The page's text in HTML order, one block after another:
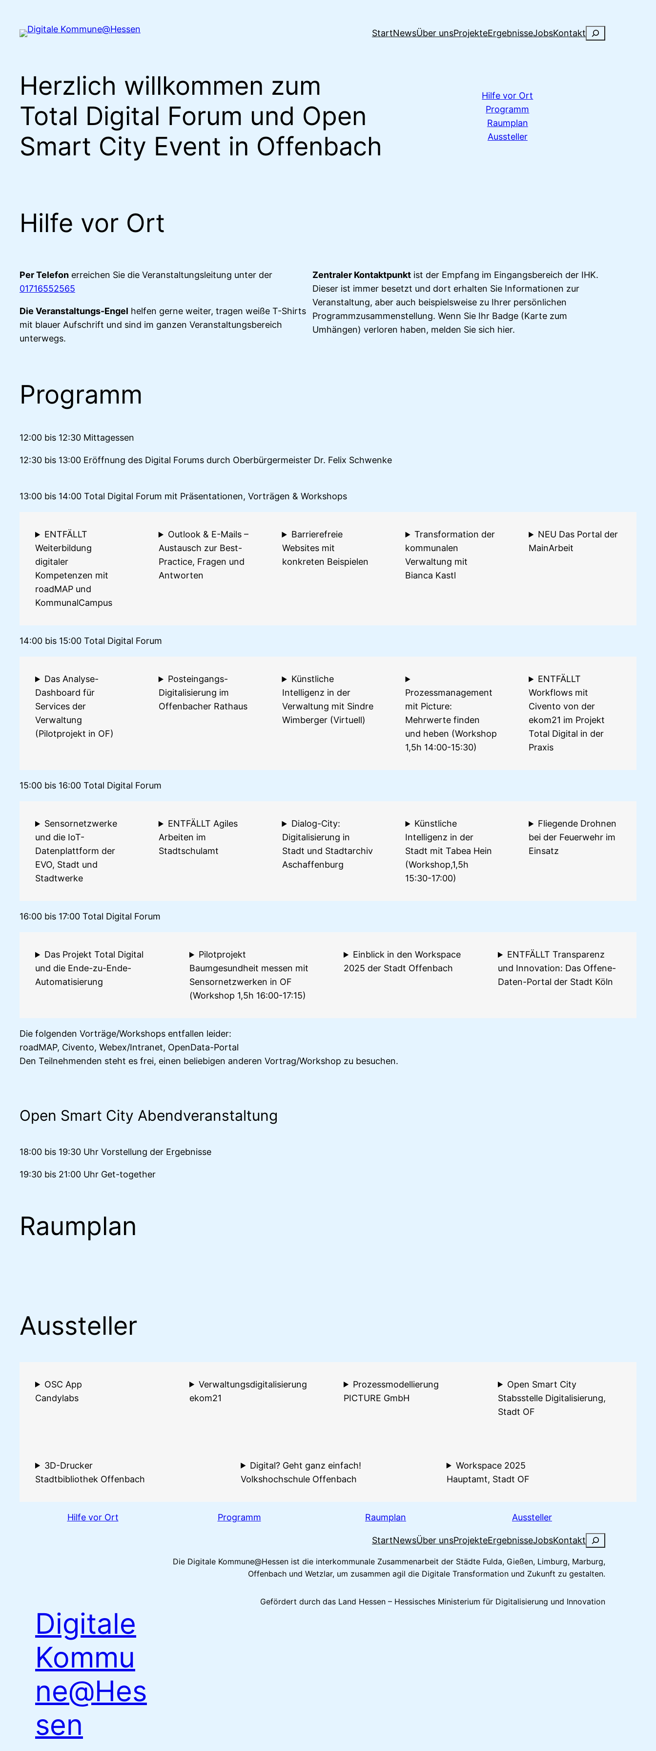
springen
StartNewsÜber unsProjekteErgebnisseJobsKontakt Suchen
Herzlich willkommen zum
Total Digital Forum und Open
Smart City Event in Offenbach
Hilfe vor Ort
Programm
Raumplan
Aussteller
Hilfe vor Ort
Per Telefon erreichen Sie die Veranstaltungsleitung unter der
01716552565
Die Veranstaltungs-Engel helfen gerne weiter, tragen weiße T-Shirts
mit blauer Aufschrift und sind im ganzen Veranstaltungsbereich
unterwegs.
Zentraler Kontaktpunkt ist der Empfang im Eingangsbereich der IHK.
Dieser ist immer besetzt und dort erhalten Sie Informationen zur
Veranstaltung, aber auch beispielsweise zu Ihrer persönlichen
Programmzusammenstellung. Wenn Sie Ihr Badge (Karte zum
Umhängen) verloren haben, melden Sie sich hier.
Programm
12:00 bis 12:30 Mittagessen
12:30 bis 13:00 Eröffnung des Digital Forums durch Oberbürgermeister Dr. Felix Schwenke
13:00 bis 14:00 Total Digital Forum mit Präsentationen, Vorträgen & Workshops
ENTFÄLLT
Weiterbildung
digitaler
Kompetenzen mit
roadMAP und
KommunalCampus
Outlook & E-Mails –
Austausch zur Best-
Practice, Fragen und
Antworten
Barrierefreie
Websites mit
konkreten Beispielen
Transformation der
kommunalen
Verwaltung mit
Bianca Kastl
NEU Das Portal der
MainArbeit
14:00 bis 15:00 Total Digital Forum
Das Analyse-
Dashboard für
Services der
Verwaltung
(Pilotprojekt in OF)
Posteingangs-
Digitalisierung im
Offenbacher Rathaus
Künstliche
Intelligenz in der
Verwaltung mit Sindre
Wimberger (Virtuell)
Prozessmanagement
mit Picture:
Mehrwerte finden
und heben (Workshop
1,5h 14:00-15:30)
ENTFÄLLT
Workflows mit
Civento von der
ekom21 im Projekt
Total Digital in der
Praxis
15:00 bis 16:00 Total Digital Forum
Sensornetzwerke
und die IoT-
Datenplattform der
EVO, Stadt und
Stadtwerke
ENTFÄLLT Agiles
Arbeiten im
Stadtschulamt
Dialog-City:
Digitalisierung in
Stadt und Stadtarchiv
Aschaffenburg
Künstliche
Intelligenz in der
Stadt mit Tabea Hein
(Workshop,1,5h
15:30-17:00)
Fliegende Drohnen
bei der Feuerwehr im
Einsatz
16:00 bis 17:00 Total Digital Forum
Das Projekt Total Digital
und die Ende-zu-Ende-
Automatisierung
Pilotprojekt
Baumgesundheit messen mit
Sensornetzwerken in OF
(Workshop 1,5h 16:00-17:15)
Einblick in den Workspace
2025 der Stadt Offenbach
ENTFÄLLT Transparenz
und Innovation: Das Offene-
Daten-Portal der Stadt Köln
Die folgenden Vorträge/Workshops entfallen leider:
roadMAP, Civento, Webex/Intranet, OpenData-Portal
Den Teilnehmenden steht es frei, einen beliebigen anderen Vortrag/Workshop zu besuchen.
Open Smart City Abendveranstaltung
18:00 bis 19:30 Uhr Vorstellung der Ergebnisse
19:30 bis 21:00 Uhr Get-together
Raumplan
Aussteller
OSC App
Candylabs
Verwaltungsdigitalisierung
ekom21
Prozessmodellierung
PICTURE GmbH
Open Smart City
Stabsstelle Digitalisierung,
Stadt OF
3D-Drucker
Stadtbibliothek Offenbach
Digital? Geht ganz einfach!
Volkshochschule Offenbach
Workspace 2025
Hauptamt, Stadt OF
Hilfe vor Ort Programm Raumplan Aussteller
StartNewsÜber unsProjekteErgebnisseJobsKontakt
c
h
n
Die Digitale Kommune@Hessen ist die interkommunale Zusammenarbeit der Städte Fulda, Gießen, Limburg, Marburg,
Offenbach und Wetzlar, um zusammen agil die Digitale Transformation und Zukunft zu gestalten.
Digitale
Kommu
ne@Hes
sen
Gefördert durch das Land Hessen – Hessisches Ministerium für Digitalisierung und Innovation